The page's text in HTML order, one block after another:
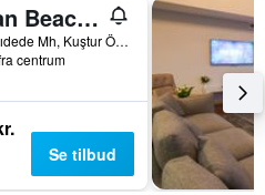
Tusan Beach Resort
Bayraklıdede Mh, Kuştur Önü Yolu Cad, 19, Kusadasi, Tyrkiet
centrum
Se tilbud